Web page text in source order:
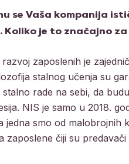
se Vaša kompanija
Koliko je to značajno
zaposlenih je
stalnog učenja su
rade na sebi, da
NIS je samo u 2018.
jedna smo od malobrojnih
zaposlene čiji su